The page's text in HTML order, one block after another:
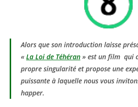
Alors que son introduction laisse
« La Loi de Téhéran » est un film qui
propre singularité et propose une
puissante à laquelle nous vous
happer.